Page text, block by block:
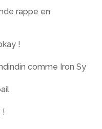
rappe en
!
comme Iron Sy
!